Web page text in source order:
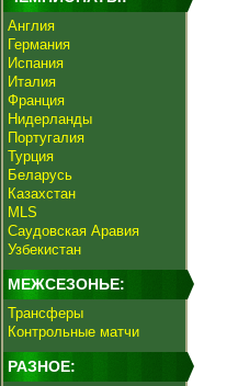
Англия
Германия
Испания
Италия
Франция
Нидерланды
Португалия
Турция
Беларусь
Казахстан
MLS
Саудовская Аравия
Узбекистан
МЕЖСЕЗОНЬЕ:
Трансферы
Контрольные матчи
РАЗНОЕ: